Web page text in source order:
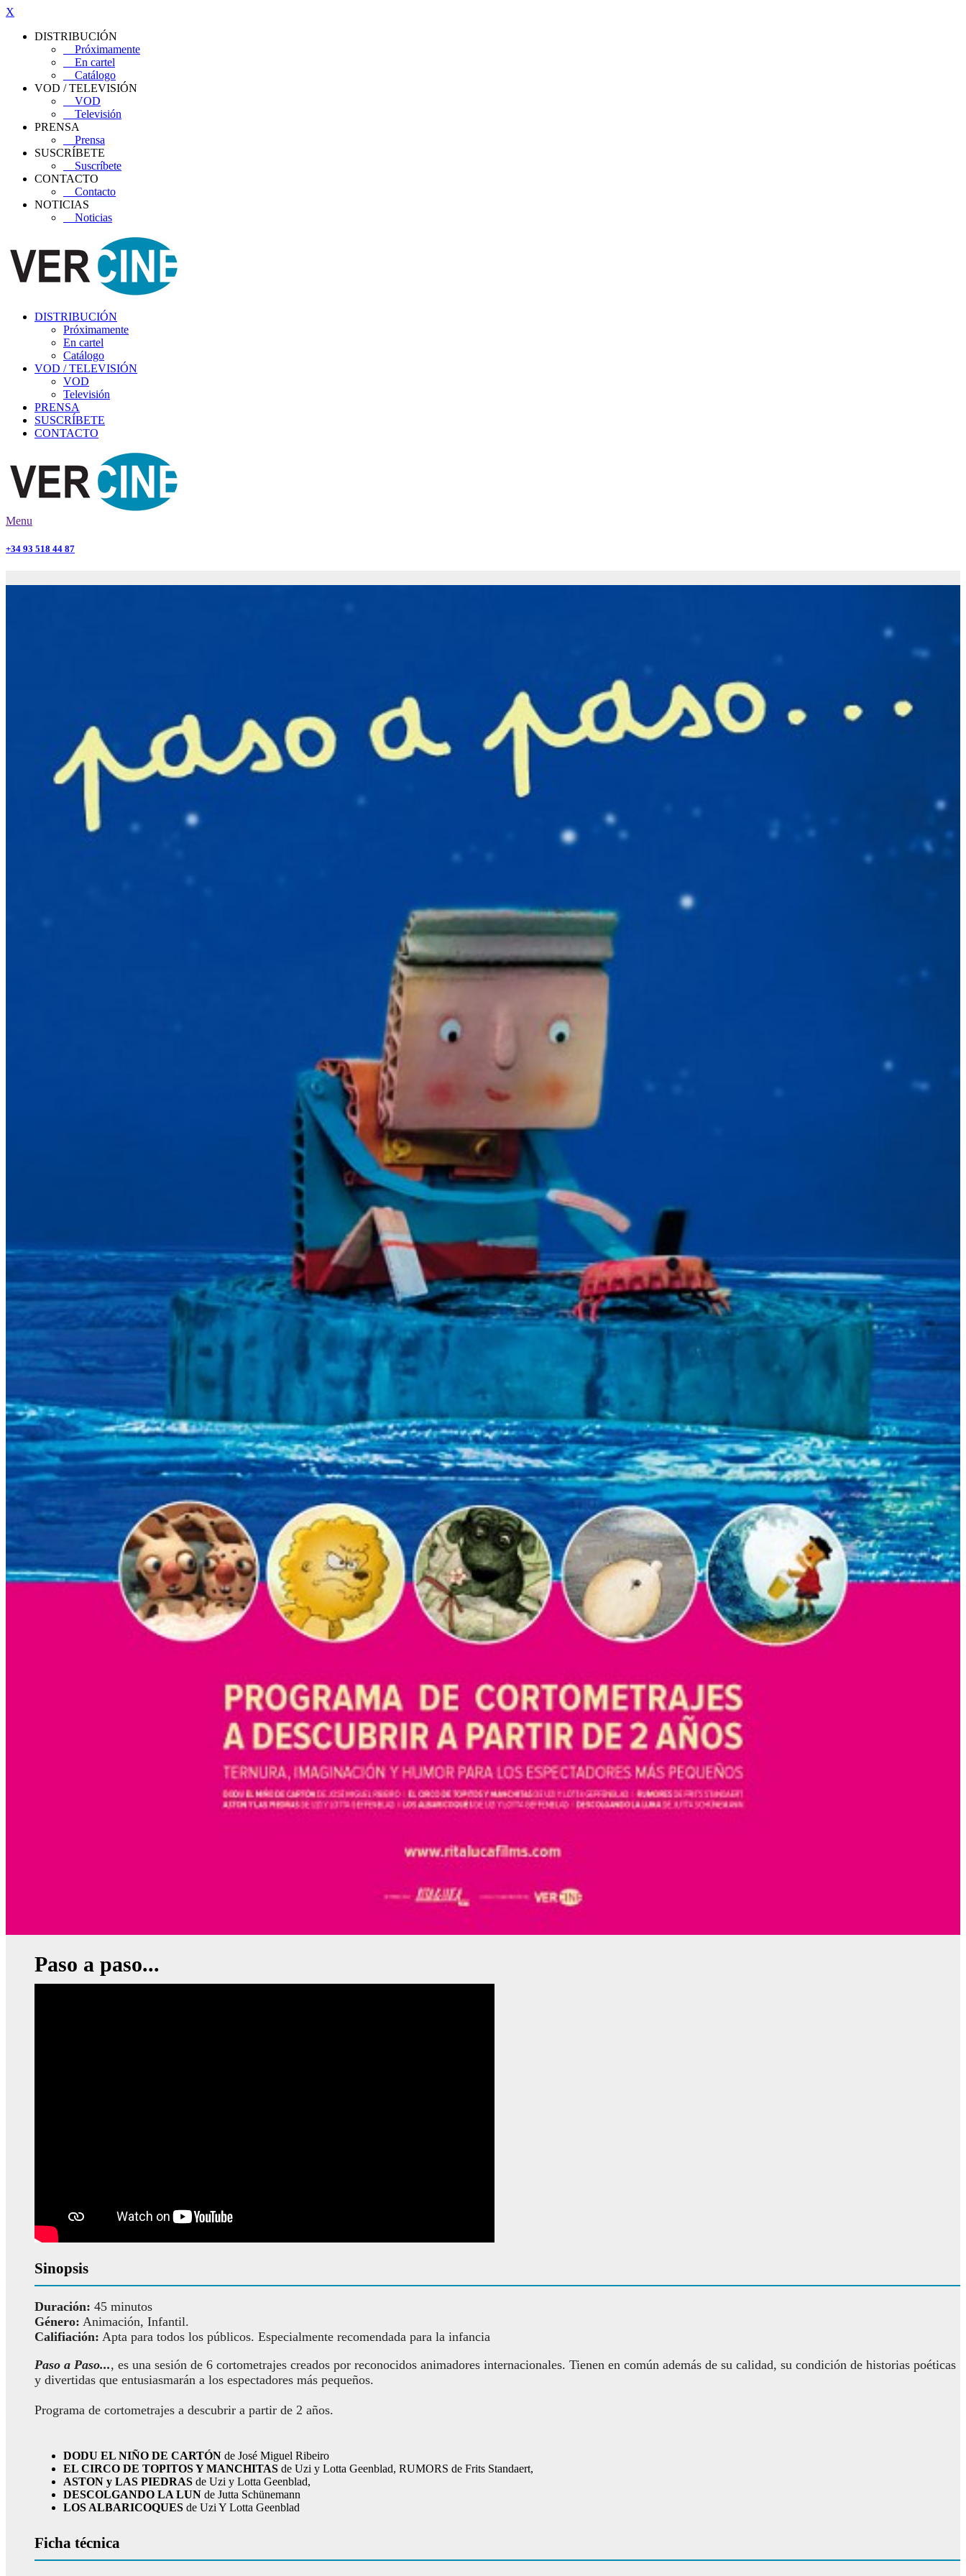
X
DISTRIBUCIÓN
Próximamente
En cartel
Catálogo
VOD / TELEVISIÓN
VOD
Televisión
PRENSA
Prensa
SUSCRÍBETE
Suscríbete
CONTACTO
Contacto
NOTICIAS
Noticias
DISTRIBUCIÓN
Próximamente
En cartel
Catálogo
VOD / TELEVISIÓN
VOD
Televisión
PRENSA
SUSCRÍBETE
CONTACTO
Menu
+34 93 518 44 87
Paso a paso...
Sinopsis
Duración: 45 minutos
Género: Animación, Infantil.
Califiación: Apta para todos los públicos. Especialmente recomendada para la infancia
Paso a Paso..., es una sesión de 6 cortometrajes creados por reconocidos animadores internacionales. Tienen en común además de su calidad, su condición de historias poéticas
y divertidas que entusiasmarán a los espectadores más pequeños.
Programa de cortometrajes a descubrir a partir de 2 años.
DODU EL NIÑO DE CARTÓN de José Miguel Ribeiro
EL CIRCO DE TOPITOS Y MANCHITAS de Uzi y Lotta Geenblad, RUMORS de Frits Standaert,
ASTON y LAS PIEDRAS de Uzi y Lotta Geenblad,
DESCOLGANDO LA LUN de Jutta Schünemann
LOS ALBARICOQUES de Uzi Y Lotta Geenblad
Ficha técnica